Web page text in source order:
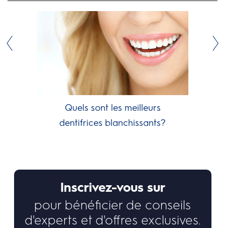
Quels sont les meilleurs
dentifrices blanchissants?
Inscrivez-vous sur
pour bénéficier de conseils
d'experts et d'offres exclusives.